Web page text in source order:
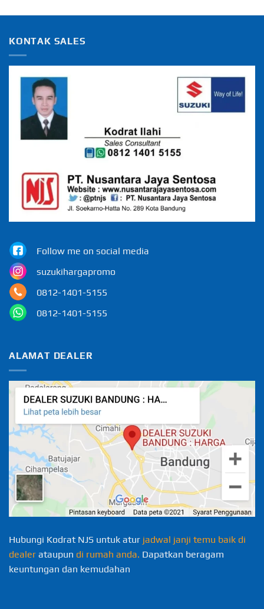
KONTAK SALES
Follow me on social media
suzukihargapromo
0812-1401-5155
0812-1401-5155
ALAMAT DEALER
Hubungi Kodrat NJS untuk atur jadwal janji temu baik di
dealer ataupun di rumah anda. Dapatkan beragam
keuntungan dan kemudahan